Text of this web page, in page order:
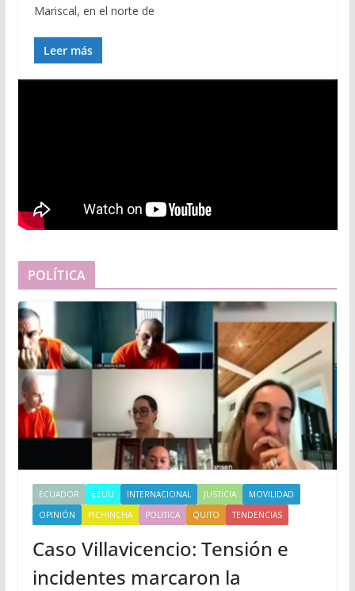
Mariscal, en el norte de
Leer más
POLÍTICA
ECUADOR EEUU INTERNACIONAL JUSTICIA
MOVILIDAD
OPINIÓN
PICHINCHA POLITICA QUITO TENDENCIAS
Caso Villavicencio: Tensión e
incidentes marcaron la